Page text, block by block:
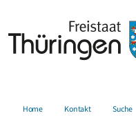
Home Kontakt Suche